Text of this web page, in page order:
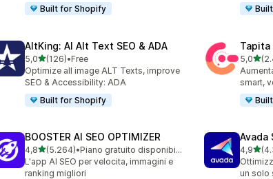
Built for Shopify
AltKing: AI Alt Text SEO & ADA
5,0stelle su 5
(126)
126 recensioni totali
•Free
Optimize all image ALT Texts, improve
SEO & Accessibility: ADA
Built for Shopify
Tapita
5,0
2446
smart,
BOOSTER AI SEO OPTIMIZER
4,8stelle su 5
(5.264)
5264 recensioni totali
•
Piano gratuito disponibile
L'app AI SEO per velocita, immagini e
ranking migliori
Avada
4,9
4329
un solo